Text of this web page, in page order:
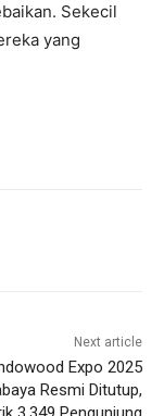
Sekecil
yang
Next article
Expo 2025
Resmi Ditutup,